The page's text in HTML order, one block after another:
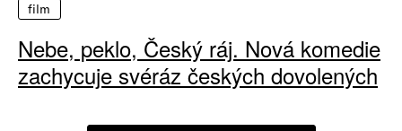
film
Nebe, peklo, Český ráj. Nová komedie
zachycuje svéráz českých dovolených